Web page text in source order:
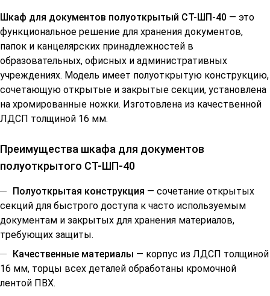
Шкаф для документов полуоткрытый СТ-ШП-40 — это
функциональное решение для хранения документов,
папок и канцелярских принадлежностей в
образовательных, офисных и административных
учреждениях. Модель имеет полуоткрытую конструкцию,
сочетающую открытые и закрытые секции, установлена
на хромированные ножки. Изготовлена из качественной
ЛДСП толщиной 16 мм.
Преимущества шкафа для документов
полуоткрытого СТ-ШП-40
Полуоткрытая конструкция — сочетание открытых
секций для быстрого доступа к часто используемым
документам и закрытых для хранения материалов,
требующих защиты.
Качественные материалы — корпус из ЛДСП толщиной
16 мм, торцы всех деталей обработаны кромочной
лентой ПВХ.